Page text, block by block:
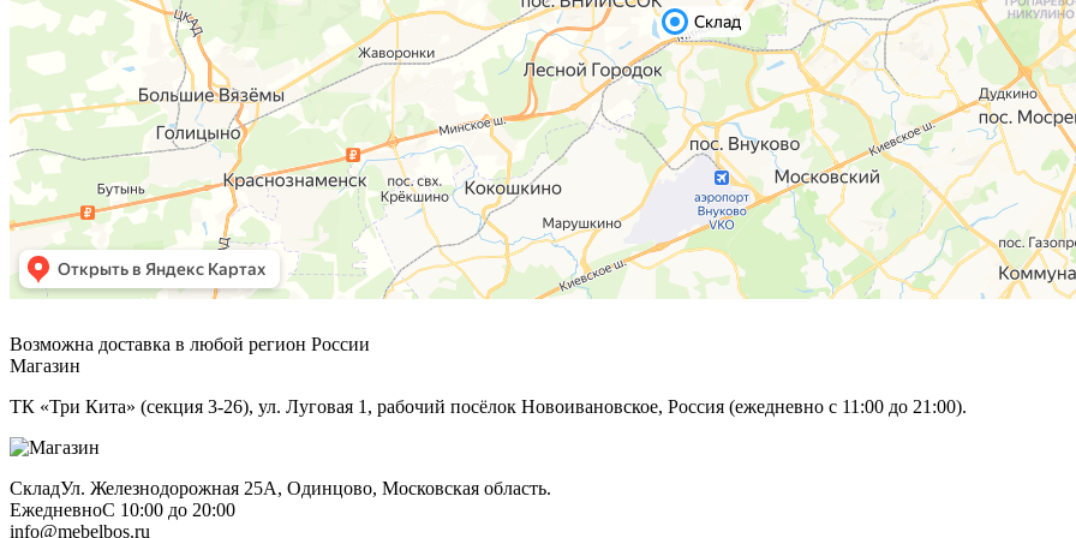
Возможна доставка в любой регион России
Магазин
ТК «Три Кита» (секция 3-26), ул. Луговая 1, рабочий посёлок Новоивановское, Россия (ежедневно с 11:00 до 21:00).
СкладУл. Железнодорожная 25А, Одинцово, Московская область.
ЕжедневноС 10:00 до 20:00
info@mebelbos.ru